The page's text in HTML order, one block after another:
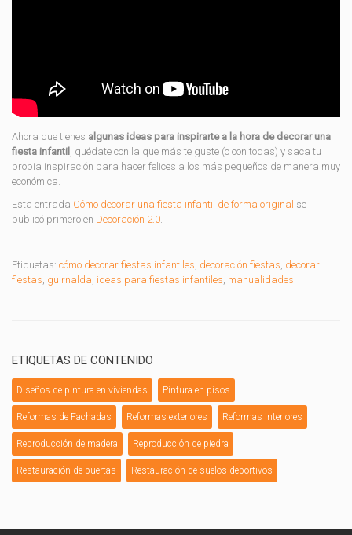
Ahora que tienes algunas ideas para inspirarte a la hora de decorar una
fiesta infantil , quédate con la que más te guste (o con todas) y saca tu
propia inspiración para hacer felices a los más pequeños de manera muy
económica.
Esta entrada Cómo decorar una fiesta infantil de forma original se
publicó primero en Decoración 2.0.
Etiquetas: cómo decorar fiestas infantiles, decoración fiestas, decorar
fiestas, guirnalda, ideas para fiestas infantiles, manualidades
ETIQUETAS DE CONTENIDO
Diseños de pintura en viviendas Pintura en pisos
Reformas de Fachadas Reformas exteriores Reformas interiores
Reproducción de madera Reproducción de piedra
Restauración de puertas Restauración de suelos deportivos